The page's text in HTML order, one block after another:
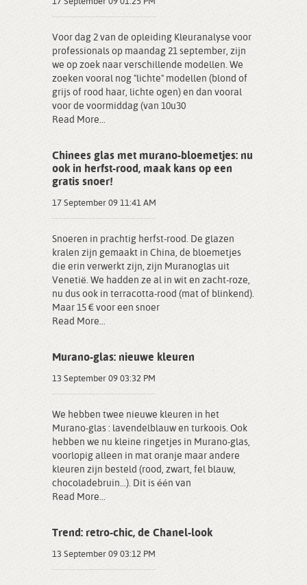
Voor dag 2 van de opleiding Kleuranalyse voor
professionals op maandag 21 september, zijn
we op zoek naar verschillende modellen. We
zoeken vooral nog "lichte" modellen (blond of
grijs of rood haar, lichte ogen) en dan vooral
voor de voormiddag (van 10u30
Read More...
Chinees glas met murano-bloemetjes: nu
ook in herfst-rood, maak kans op een
gratis snoer!
17 September 09 11:41 AM
Snoeren in prachtig herfst-rood. De glazen
kralen zijn gemaakt in China, de bloemetjes
die erin verwerkt zijn, zijn Muranoglas uit
Venetië. We hadden ze al in wit en zacht-roze,
nu dus ook in terracotta-rood (mat of blinkend).
Maar 15 € voor een snoer
Read More...
Murano-glas: nieuwe kleuren
13 September 09 03:32 PM
We hebben twee nieuwe kleuren in het
Murano-glas : lavendelblauw en turkoois. Ook
hebben we nu kleine ringetjes in Murano-glas,
voorlopig alleen in mat oranje maar andere
kleuren zijn besteld (rood, zwart, fel blauw,
chocoladebruin...). Dit is één van
Read More...
Trend: retro-chic, de Chanel-look
13 September 09 03:12 PM